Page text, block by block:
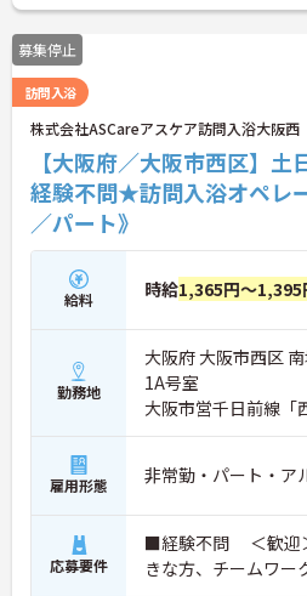
募集停止
訪問入浴
株式会社ASCareアスケア訪問入浴大阪西
【大阪府／大阪市西区】土
経験不問★訪問入浴オペレ
／パート》
給料 時給1,365円～1,395
勤務地
大阪府 大阪市西区
1A号室
大阪市営千日前線「
雇用形態 非常勤・パート・ア
応募要件
■経験不問 ＜歓迎
きな方、チームワー